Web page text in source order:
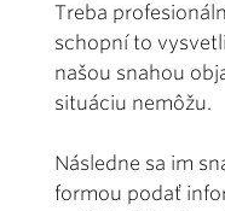
Treba
schopní to
našou snahou
situáciu nemôžu.
Následne sa im
formou podať